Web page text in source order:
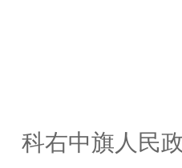
科右中旗人民